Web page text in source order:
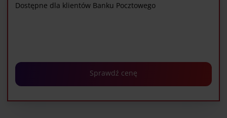
Dostępne dla klientów Banku Pocztowego
Sprawdź cenę